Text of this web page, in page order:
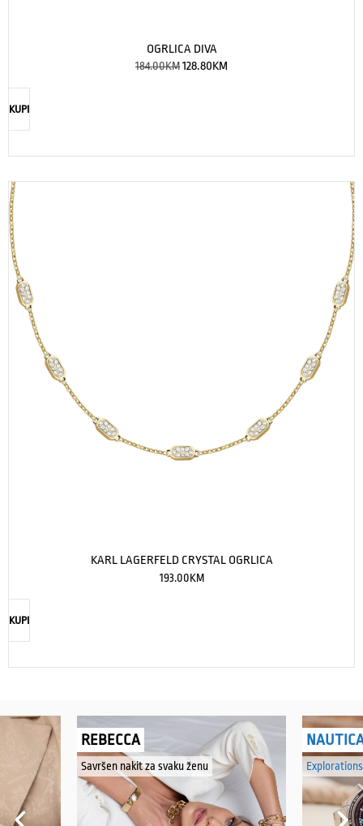
OGRLICA DIVA
184.00KM128.80KM
KUPI
KARL LAGERFELD CRYSTAL OGRLICA
193.00KM
KUPI
REBECCA
Savršen nakit za svaku ženu